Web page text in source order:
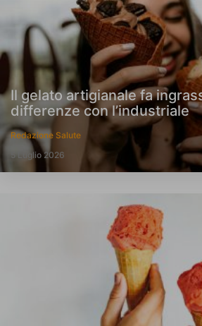
Il gelato artigianale fa
differenze con l’industriale
Redazione Salute
5 Luglio 2026